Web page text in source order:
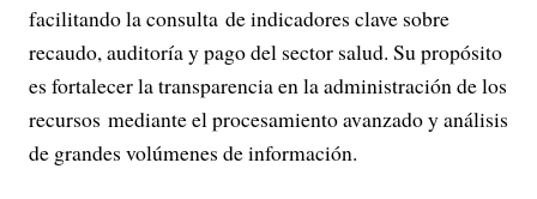
facilitando la consulta de indicadores clave sobre
recaudo, auditoría y pago del sector salud. Su propósito
es fortalecer la transparencia en la administración de los
recursos mediante el procesamiento avanzado y análisis
de grandes volúmenes de información.